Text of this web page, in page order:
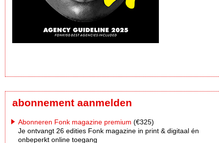
abonnement aanmelden
Abonneren Fonk magazine premium (€325)
Je ontvangt 26 edities Fonk magazine in print & digitaal én
onbeperkt online toegang